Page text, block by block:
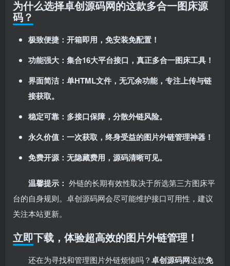
为什么选择卓创源码网的这款多合一图床源
码？
极致便捷：开箱即用，免安装免配置！​
功能强大：集合16大平台接口，真正多合一图床工具！​
界面简洁：单HTML文件，无冗余功能，专注上传与链
接获取。​
稳定可靠：多接口保障，分散外链风险。​
永久价值：一次获取，终身受益的图片外链管理神器！​
免费开源：无隐藏费用，源码清晰可见。​
温馨提示：​ 外链的长期有效性取决于所选第三方图床平
台的自身规则。卓创源码网会尽可能维护接口可用性，建议
关注本站更新。
立即下载，体验超高效的图片外链管理！
还在为寻找和管理图片外链烦恼吗？卓创源码网这款免